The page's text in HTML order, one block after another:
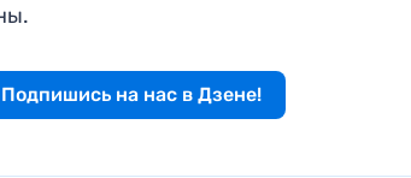
Подпишись на нас в Дзене!